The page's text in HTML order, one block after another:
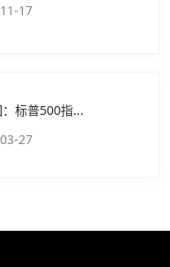
17
标普500指...
27